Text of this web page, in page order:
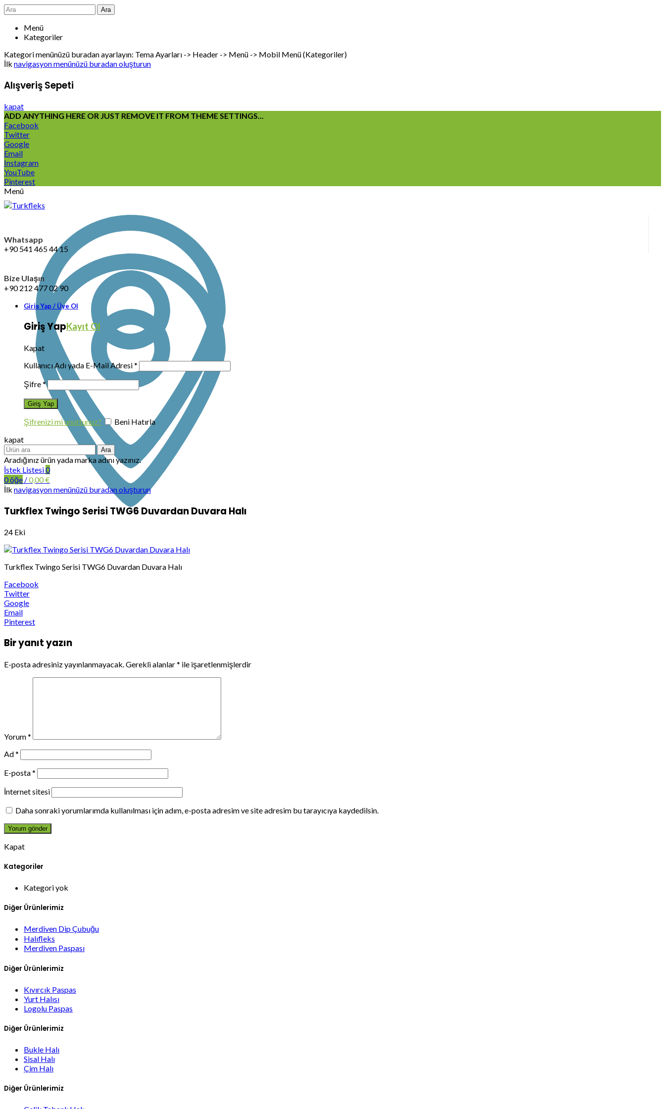
Ara
Menü
Kategoriler
Kategori menünüzü buradan ayarlayın: Tema Ayarları -> Header -> Menü -> Mobil Menü (Kategoriler)
İlk navigasyon menünüzü buradan oluşturun
Alışveriş Sepeti
kapat
ADD ANYTHING HERE OR JUST REMOVE IT FROM THEME SETTINGS...
Facebook
Twitter
Google
Email
Instagram
YouTube
Pinterest
Menü
Whatsapp
+90 541 465 44 15
Bize Ulaşın
+90 212 477 02 90
Giriş Yap / Üye Ol
Giriş YapKayıt Ol
Kapat
Kullanıcı Adı yada E-Mail Adresi*
Şifre*
Şifrenizi mi unuttunuz?
Beni Hatırla
kapat
Ara
Aradığınız ürün yada marka adını yazınız.
İstek Listesi0
0öğe /0,00€
İlk navigasyon menünüzü buradan oluşturun
Turkflex Twingo Serisi TWG6 Duvardan Duvara Halı
24 Eki
Turkflex Twingo Serisi TWG6 Duvardan Duvara Halı
Facebook
Twitter
Google
Email
Pinterest
Bir yanıt yazın
E-posta adresiniz yayınlanmayacak. Gerekli alanlar* ile işaretlenmişlerdir
Yorum*
Ad*
E-posta*
İnternet sitesi
Daha sonraki yorumlarımda kullanılması için adım, e-posta adresim ve site adresim bu tarayıcıya kaydedilsin.
Kapat
Kategoriler
Kategori yok
Diğer Ürünlerimiz
Merdiven Dip Çubuğu
Halıfleks
Merdiven Paspası
Diğer Ürünlerimiz
Kıvırcık Paspas
Yurt Halısı
Logolu Paspas
Diğer Ürünlerimiz
Bukle Halı
Sisal Halı
Çim Halı
Diğer Ürünlerimiz